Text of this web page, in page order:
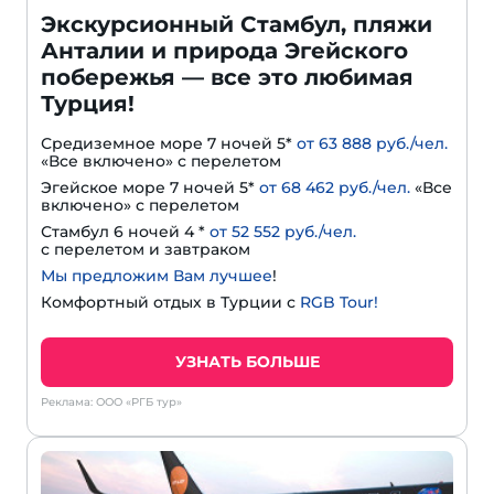
Экскурсионный Стамбул, пляжи
Анталии и природа Эгейского
побережья — все это любимая
Турция!
Средиземное море 7 ночей 5* от 63 888 руб./чел.
«Все включено» с перелетом
Эгейское море 7 ночей 5* от 68 462 руб./чел. «Все
включено» с перелетом
Стамбул 6 ночей 4 * от 52 552 руб./чел.
с перелетом и завтраком
Мы предложим Вам лучшее!
Комфортный отдых в Турции с RGB Tour!
УЗНАТЬ БОЛЬШЕ
Реклама: ООО «РГБ тур»